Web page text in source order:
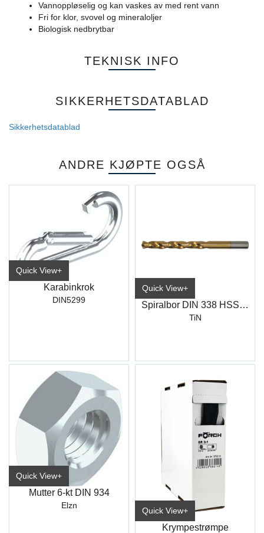
Vannoppløselig og kan vaskes av med rent vann
Fri for klor, svovel og mineraloljer
Biologisk nedbrytbar
TEKNISK INFO
SIKKERHETSDATABLAD
Sikkerhetsdatablad
ANDRE KJØPTE OGSÅ
Quick View+
Karabinkrok
DIN5299
Quick View+
Spiralbor DIN 338 HSS-TiN, Type N
TiN
Quick View+
Mutter 6-kt DIN 934
Elzn
Quick View+
Krympestrømpe